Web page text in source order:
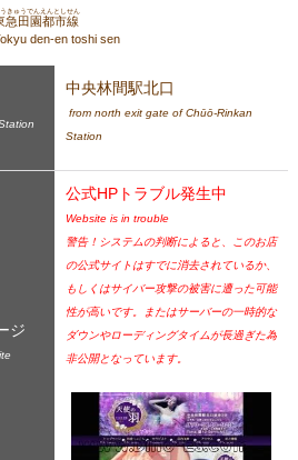
急田園都市線
うきゅうでんえんとしせん
den-en toshi sen
中央林間駅北口
Station
ジ
公式HPトラブル発生中
Website is in trouble
警告！システムの判断によると、このお店
の公式サイトはすでに消去されているか、
もしくはサイバー攻撃の被害に遭った可能
性が高いです。またはサーバーの一時的な
ダウンやローディングタイムが長過ぎた為
非公開となっています。